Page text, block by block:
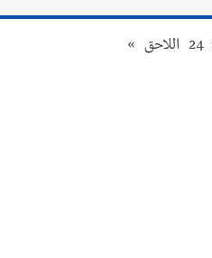
24 اللاحق »